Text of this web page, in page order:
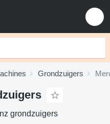
Grondzuigers
grondzuigers